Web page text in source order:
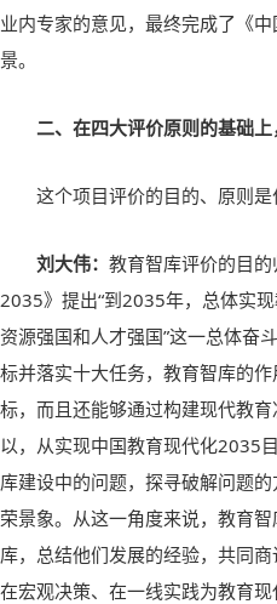
业内专家的意见，最终完成了《
景。
二、在四大评价原则的基础
这个项目评价的目的、原则是
刘大伟： 教育智库评价的目
2035》提出“到2035年，总体实
资源强国和人才强国”这一总体奋
标并落实十大任务，教育智库的
标，而且还能够通过构建现代教
以，从实现中国教育现代化2035
库建设中的问题，探寻破解问题
荣景象。从这一角度来说，教育
库，总结他们发展的经验，共同
在宏观决策、在一线实践为教育